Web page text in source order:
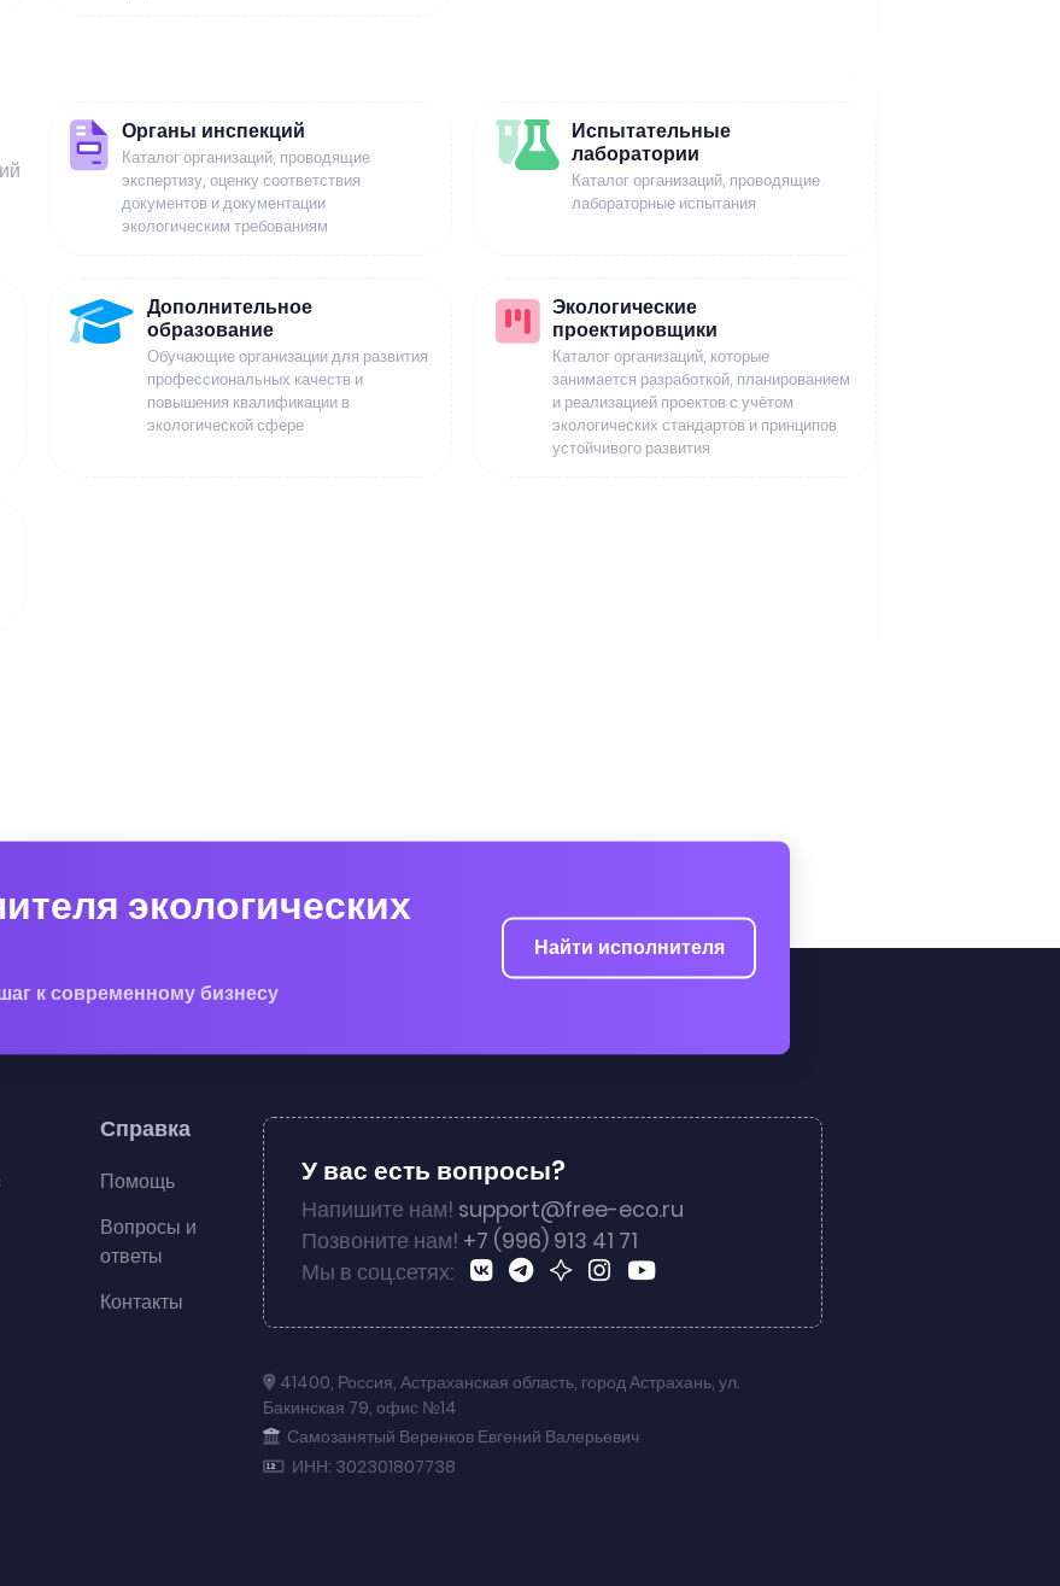
Органы инспекций
Каталог организаций, проводящие
экспертизу, оценку соответствия
документов и документации
экологическим требованиям
Испытательные
лаборатории
Каталог организаций, проводящие
лабораторные испытания
Дополнительное
образование
Обучающие организации для развития
профессиональных качеств и
повышения квалификации в
экологической сфере
Экологические
проектировщики
Каталог организаций, которые
занимается разработкой, планированием
и реализацией проектов с учётом
экологических стандартов и принципов
устойчивого развития
экологических
к современному бизнесу
Найти исполнителя
Справка
Помощь
Вопросы и
ответы
Контакты
У вас есть вопросы?
Напишите нам! support@free-eco.ru
Позвоните нам! +7 (996) 913 41 71
Мы в соц.сетях:
41400, Россия, Астраханская область, город Астрахань, ул.
Бакинская 79, офис №14
Самозанятый Веренков Евгений Валерьевич
ИНН: 302301807738